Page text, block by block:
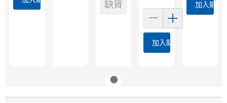
缺貨
加入購物車
加入購物